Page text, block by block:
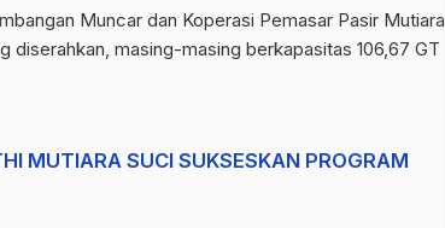
Muncar dan Koperasi Pemasar Pasir Mutiara
diserahkan, masing-masing berkapasitas 106,67 GT
MUTIARA SUCI SUKSESKAN PROGRAM